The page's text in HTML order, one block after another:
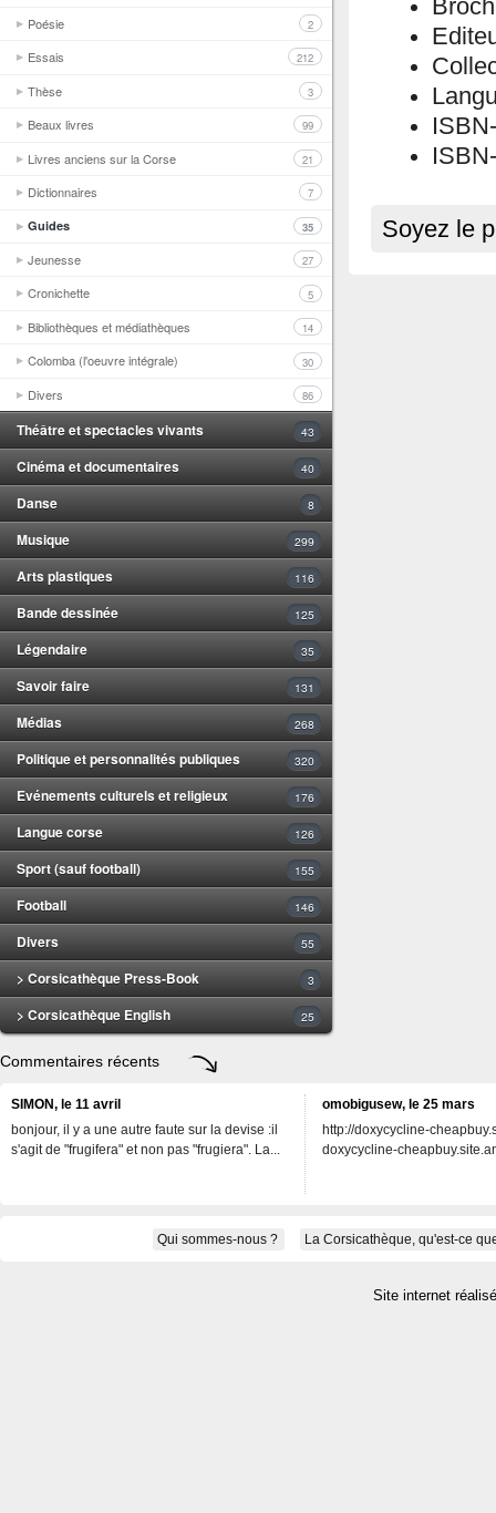
Poésie 2
Essais 212
Thèse 3
Beaux livres 99
Livres anciens sur la Corse 21
Dictionnaires 7
Guides 35
Jeunesse 27
Cronichette 5
Bibliothèques et médiathèques 14
Colomba (l'oeuvre intégrale) 30
Divers 86
Théâtre et spectacles vivants 43
Cinéma et documentaires 40
Danse 8
Musique 299
Arts plastiques 116
Bande dessinée 125
Légendaire 35
Savoir faire 131
Médias 268
Politique et personnalités publiques 320
Evénements culturels et religieux 176
Langue corse 126
Sport (sauf football) 155
Football 146
Divers 55
> Corsicathèque Press-Book 3
> Corsicathèque English 25
Soyez le
Commentaires récents
SIMON, le 11 avril
bonjour, il y a une autre faute sur la devise :il
s'agit de "frugifera" et non pas "frugiera". La...
omobigusew, le 25 mars
http://doxycycline-
doxycycline-
Qui sommes-nous ? La Corsicathèque, qu'est-ce
Site internet